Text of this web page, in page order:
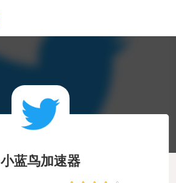
小蓝鸟加速器